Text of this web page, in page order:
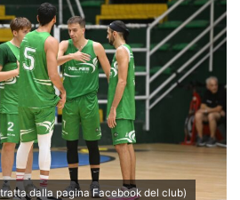
dalla pagina Facebook del club)